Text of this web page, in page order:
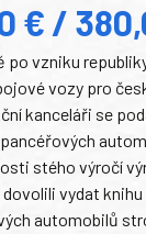
€ /
po vzniku
vozy pro
kanceláři se
stého výročí
dovolili vydat
automobilů